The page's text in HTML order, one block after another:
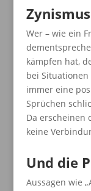
Zynismus
Wer – wie ein
kämpfen hat,
bei
immer eine
Sprüchen
Da erscheinen
keine
Und die
Aussagen wie